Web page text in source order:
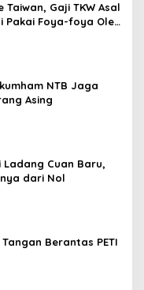
Taiwan, Gaji TKW Asal
Pakai Foya-foya Oleh
NTB Jaga
Asing
Cuan Baru,
dari Nol
Berantas PETI